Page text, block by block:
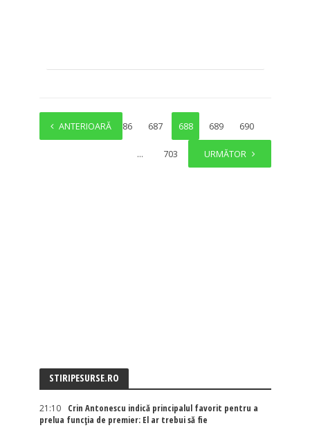
ANTERIOARĂ
1 … 686 687 688 689 690
… 703 URMĂTOR
STIRIPESURSE.RO
21:10
Crin Antonescu indică principalul favorit pentru a
prelua funcția de premier: El ar trebui să fie